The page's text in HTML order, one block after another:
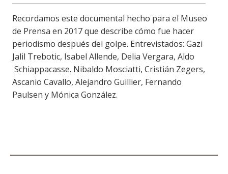
Recordamos este documental hecho para el Museo
de Prensa en 2017 que describe cómo fue hacer
periodismo después del golpe. Entrevistados: Gazi
Jalil Trebotic, Isabel Allende, Delia Vergara, Aldo
Schiappacasse. Nibaldo Mosciatti, Cristián Zegers,
Ascanio Cavallo, Alejandro Guillier, Fernando
Paulsen y Mónica González.